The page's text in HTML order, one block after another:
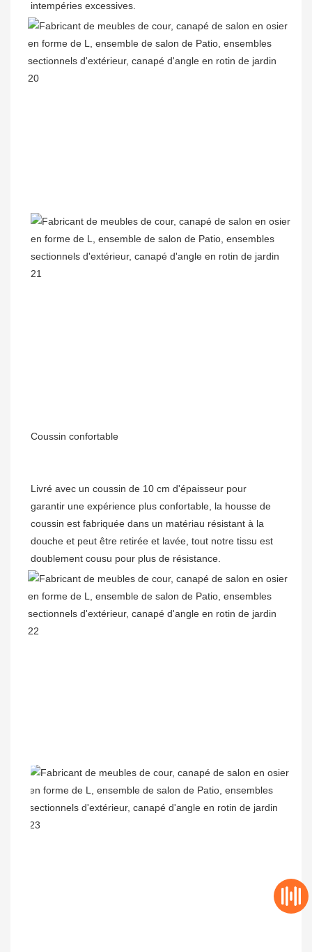
Livré avec un coussin de 10 cm d'épaisseur pour
garantir une expérience plus confortable, la housse de
coussin est fabriquée dans un matériau résistant à la
douche et peut être retirée et lavée, tout notre tissu est